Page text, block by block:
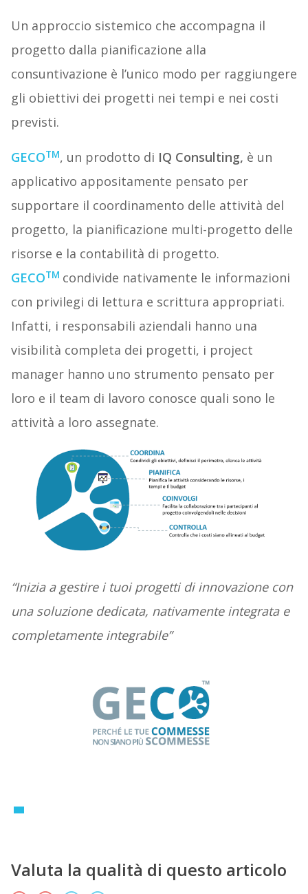
Un approccio sistemico che accompagna il
progetto dalla pianificazione alla
consuntivazione è l’unico modo per raggiungere
gli obiettivi dei progetti nei tempi e nei costi
previsti.
GECOTM, un prodotto di IQ Consulting, è un
applicativo appositamente pensato per
supportare il coordinamento delle attività del
progetto, la pianificazione multi-progetto delle
risorse e la contabilità di progetto.
GECOTM condivide nativamente le informazioni
con privilegi di lettura e scrittura appropriati.
Infatti, i responsabili aziendali hanno una
visibilità completa dei progetti, i project
manager hanno uno strumento pensato per
loro e il team di lavoro conosce quali sono le
attività a loro assegnate.
“Inizia a gestire i tuoi progetti di innovazione con
una soluzione dedicata, nativamente integrata e
completamente integrabile”
Valuta la qualità di questo articolo